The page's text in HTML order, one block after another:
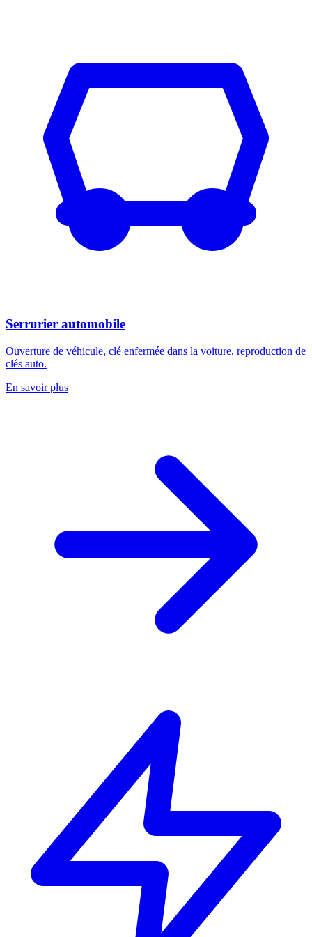
Serrurier automobile
Ouverture de véhicule, clé enfermée dans la voiture, reproduction de
clés auto.
En savoir plus